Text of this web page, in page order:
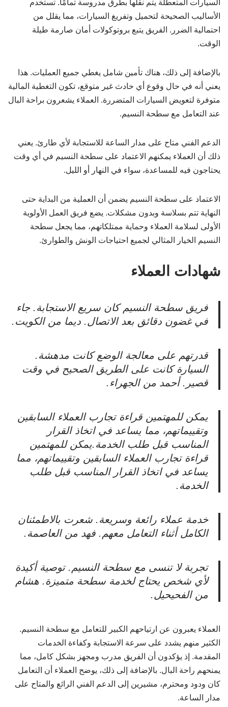
السيارات المتعطلة يتم نقلها بطرق مدروسة تمامًا. تستخدم
الأساليب الصحيحة لتحميل وتفريغ السيارات، مما يقلل من
احتمالية الضرر. الفريق يتبع بروتوكولات أمان صارمة طيلة
الوقت.
بالإضافة إلى ذلك، هناك تأمين شامل يغطي جميع العمليات. هذا
يعني أنه في حال وقوع أي حادث غير متوقع، تكون التغطية المالية
متوفرة لتعويض السيارات المتضررة. العملاء يشعرون براحة البال
عند التعامل مع سطحة النسيم.
الدعم الفني متاح على مدار الساعة للاستجابة لأي طارئ. يعني
ذلك أن العملاء يمكنهم الاعتماد على سطحة النسيم في أي وقت
يحتاجون فيه للمساعدة، سواء في النهار أو الليل.
الاعتماد على سطحة النسيم يضمن أن العملية من البداية حتى
النهاية تتم بسلاسة وبدون مشكلات. يضع فريق العمل الأولوية
الأولى لسلامة العملاء وحماية ممتلكاتهم، مما يجعل سطحة
النسيم الخيار المثالي لجميع احتياجات الونش والطوارئ.
شهادات العملاء
فريق سطحة النسيم كان سريع الاستجابة. جاء
في غضون دقائق بعد الاتصال. ديما من الكويت.
قدرتهم على معالجة الوضع كانت مدهشة.
السيارة كانت على الطريق الصحيح في وقت
قصير. أحمد من الجهراء.
يمكن للمهتمين قراءة تجارب العملاء السابقين
وتقييماتهم، مما يساعد في اتخاذ القرار
المناسب قبل طلب الخدمة.يمكن للمهتمين
قراءة تجارب العملاء السابقين وتقييماتهم، مما
يساعد في اتخاذ القرار المناسب قبل طلب
الخدمة.
خدمة عملاء رائعة وسريعة. شعرت بالاطمئنان
الكامل أثناء التعامل معهم. فهد من العاصمة.
تجربة لا تنسى مع سطحة النسيم. توصية أكيدة
لأي شخص يحتاج لخدمة سطحة متميزة. هشام
من الفحيحيل.
العملاء يعبرون عن ارتياحهم الكبير للتعامل مع سطحة النسيم.
الكثير منهم يشدد على سرعة الاستجابة وكفاءة الخدمات
المقدمة. إذ يؤكدون أن الفريق مدرب ومجهز بشكل كامل، مما
يمنحهم راحة البال. بالإضافة إلى ذلك، يوضح العملاء أن التعامل
كان ودود ومحترم، مشيرين إلى الدعم الفني الرائع والمتاح على
مدار الساعة.